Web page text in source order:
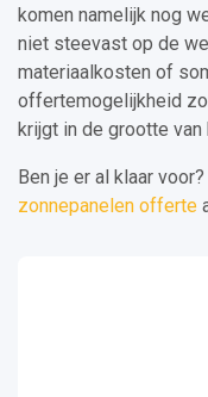
komen namelijk nog
niet steevast op de
materiaalkosten of
offertemogelijkheid
krijgt in de grootte van
Ben je er al klaar
zonnepanelen offerte